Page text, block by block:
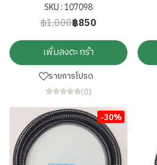
SKU : 107098
฿1,000฿850
เพิ่มลงตะกร้า
รายการโปรด
(0)
-30%